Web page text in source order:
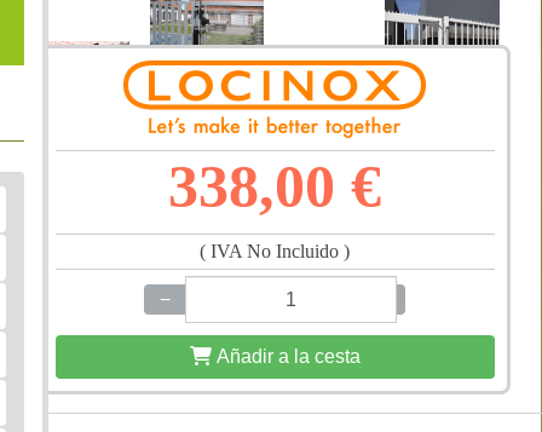
338,00 €
( IVA No Incluido )
−
Añadir a la cesta